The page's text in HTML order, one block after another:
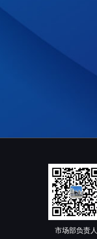
市场部负责人